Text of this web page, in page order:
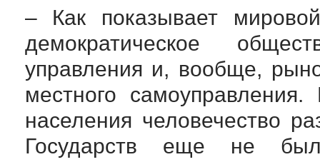
– Как показывает
демократическое
управления и, вообще,
местного
населения человечество
Государств еще не